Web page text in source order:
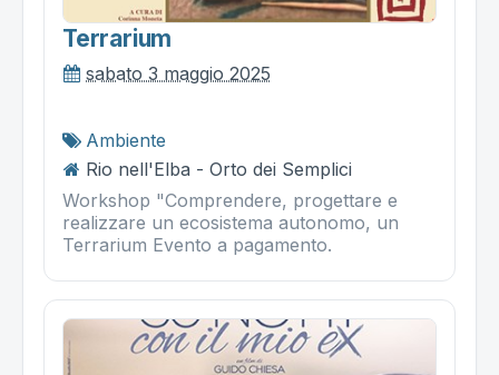
Terrarium
sabato 3 maggio 2025
Ambiente
Rio nell'Elba - Orto dei Semplici
Workshop "Comprendere, progettare e
realizzare un ecosistema autonomo, un
Terrarium Evento a pagamento.